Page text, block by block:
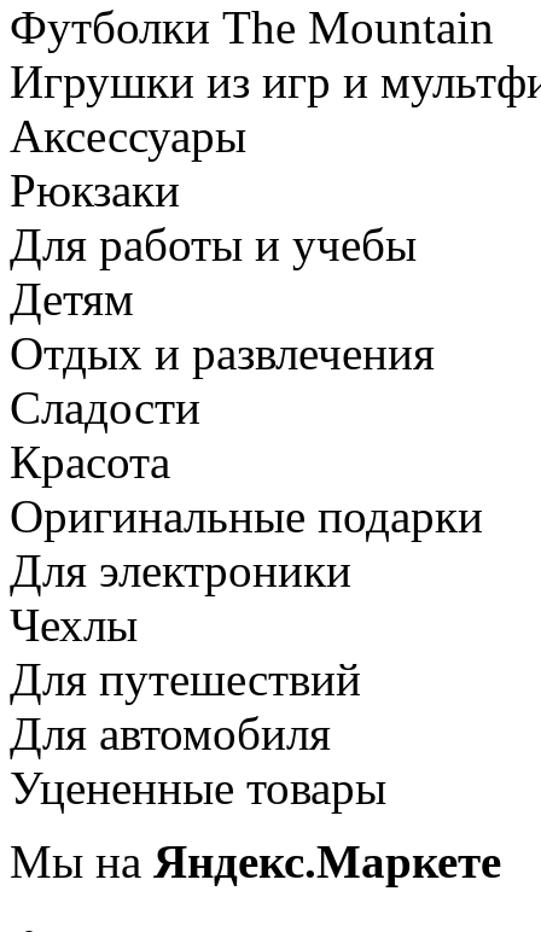
Футболки The Mountain
Игрушки из игр и
Аксессуары
Рюкзаки
Для работы и учебы
Детям
Отдых и развлечения
Сладости
Красота
Оригинальные подарки
Для электроники
Чехлы
Для путешествий
Для автомобиля
Уцененные товары
Мы на Яндекс.Маркете